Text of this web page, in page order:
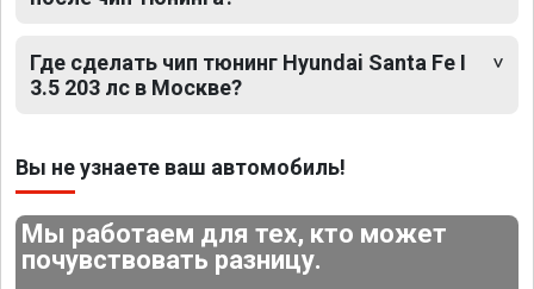
Где сделать чип тюнинг Hyundai Santa Fe I
3.5 203 лс в Москве?
Вы не узнаете ваш автомобиль!
Мы работаем для тех, кто может
почувствовать разницу.